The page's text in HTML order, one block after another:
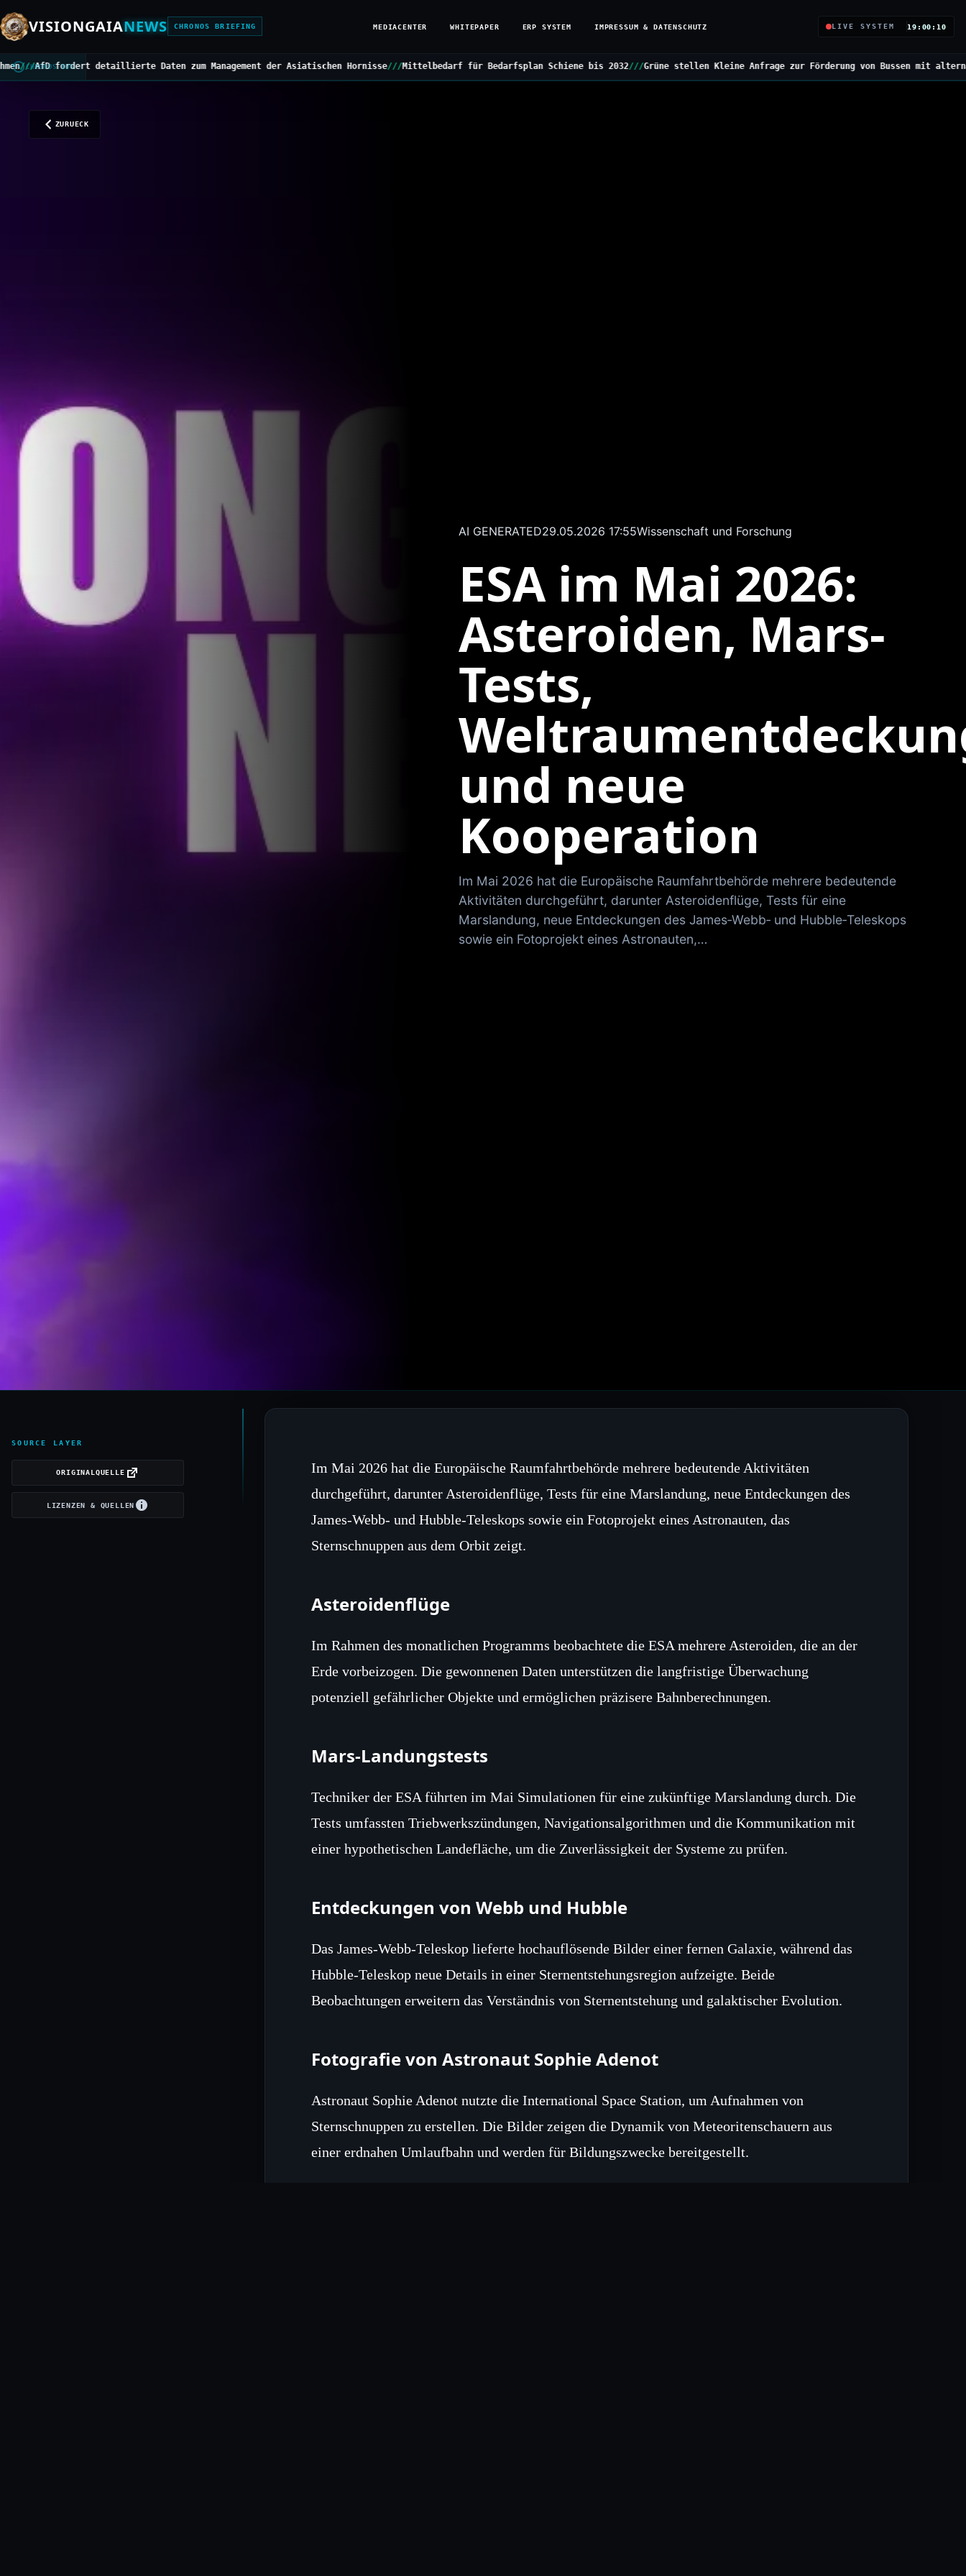
VISIONGAIANEWS CHRONOS BRIEFING MEDIACENTER WHITEPAPER ERP SYSTEM IMPRESSUM & DATENSCHUTZ LIVE SYSTEM 19:00:11
CHRONOS BUS
Daten zum Management der Asiatischen Hornisse///Mittelbedarf für Bedarfsplan Schiene bis 2032///Grüne stellen Kleine Anfrage zur Förderung von Bussen mit alternativen Antrieben///
ZURUECK
AI GENERATED29.05.2026 17:55Wissenschaft und Forschung
ESA im Mai 2026:
Asteroiden, Mars-
Tests,
und neue
Kooperation
Im Mai 2026 hat die Europäische Raumfahrtbehörde mehrere bedeutende
Aktivitäten durchgeführt, darunter Asteroidenflüge, Tests für eine
Marslandung, neue Entdeckungen des James‑Webb‑ und Hubble‑Teleskops
sowie ein Fotoprojekt eines Astronauten,…
SOURCE LAYER
ORIGINALQUELLE
LIZENZEN & QUELLEN
Im Mai 2026 hat die Europäische Raumfahrtbehörde mehrere bedeutende Aktivitäten
durchgeführt, darunter Asteroidenflüge, Tests für eine Marslandung, neue Entdeckungen des
James‑Webb‑ und Hubble‑Teleskops sowie ein Fotoprojekt eines Astronauten, das
Sternschnuppen aus dem Orbit zeigt.
Asteroidenflüge
Im Rahmen des monatlichen Programms beobachtete die ESA mehrere Asteroiden, die an der
Erde vorbeizogen. Die gewonnenen Daten unterstützen die langfristige Überwachung
potenziell gefährlicher Objekte und ermöglichen präzisere Bahnberechnungen.
Mars‑Landungstests
Techniker der ESA führten im Mai Simulationen für eine zukünftige Marslandung durch. Die
Tests umfassten Triebwerkszündungen, Navigationsalgorithmen und die Kommunikation mit
einer hypothetischen Landefläche, um die Zuverlässigkeit der Systeme zu prüfen.
Entdeckungen von Webb und Hubble
Das James‑Webb‑Teleskop lieferte hochauflösende Bilder einer fernen Galaxie, während das
Hubble‑Teleskop neue Details in einer Sternentstehungsregion aufzeigte. Beide
Beobachtungen erweitern das Verständnis von Sternentstehung und galaktischer Evolution.
Fotografie von Astronaut Sophie Adenot
Astronaut Sophie Adenot nutzte die International Space Station, um Aufnahmen von
Sternschnuppen zu erstellen. Die Bilder zeigen die Dynamik von Meteoritenschauern aus
einer erdnahen Umlaufbahn und werden für Bildungszwecke bereitgestellt.